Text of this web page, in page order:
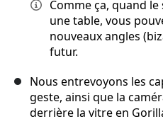
Comme ça, quand
une table, vous
nouveaux angles
futur.
Nous entrevoyons les
geste, ainsi que la
derrière la vitre en